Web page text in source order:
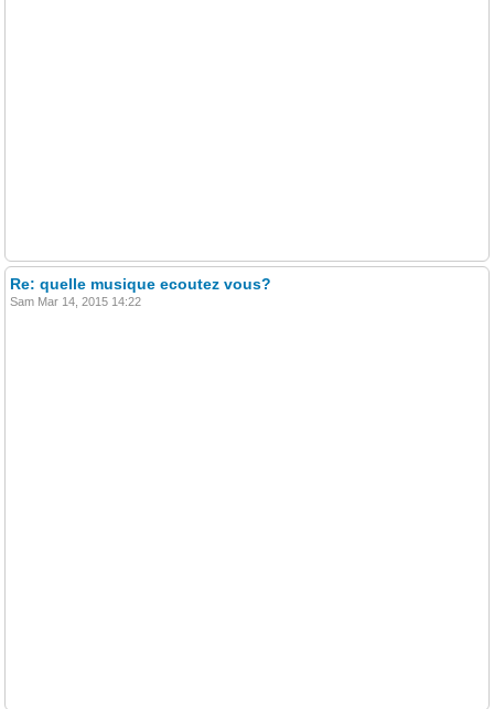
Re: quelle musique ecoutez vous?
Sam Mar 14, 2015 14:22